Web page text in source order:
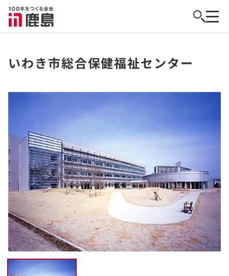
いわき市総合保健福祉センター